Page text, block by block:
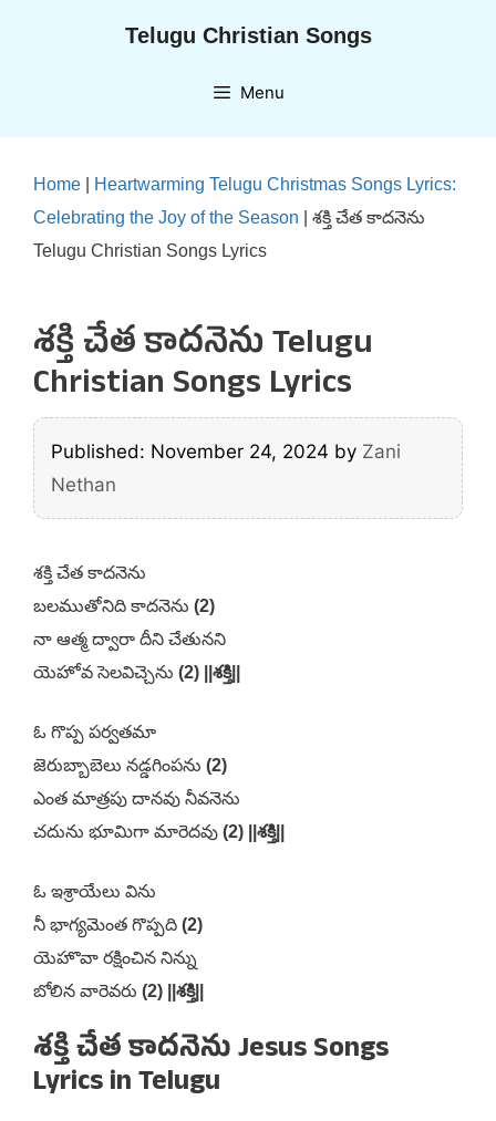
Telugu Christian Songs
Menu
Home
Heartwarming Telugu Christmas Songs Lyrics:
Celebrating the Joy of the Season
శక్తి చేత కాదనెను
Telugu Christian Songs Lyrics
శక్తి చేత కాదనెను Telugu
Christian Songs Lyrics
Published: November 24, 2024 by Zani
Nethan
శక్తి చేత కాదనెను
బలముతోనిది కాదనెను (2)
నా ఆత్మ ద్వారా దీని చేతునని
యెహోవ సెలవిచ్చెను (2) ||శక్తి||
ఓ గొప్ప పర్వతమా
జెరుబ్బాబెలు నడ్డగింపను (2)
ఎంత మాత్రపు దానవు నీవనెను
చదును భూమిగా మారెదవు (2) ||శక్తి||
ఓ ఇశ్రాయేలు విను
నీ భాగ్యమెంత గొప్పది (2)
యెహొవా రక్షించిన నిన్ను
బోలిన వారెవరు (2) ||శక్తి||
శక్తి చేత కాదనెను Jesus Songs
Lyrics in Telugu